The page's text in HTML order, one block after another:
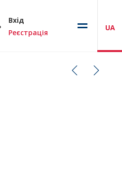
Вхід
Реєстрація
UA